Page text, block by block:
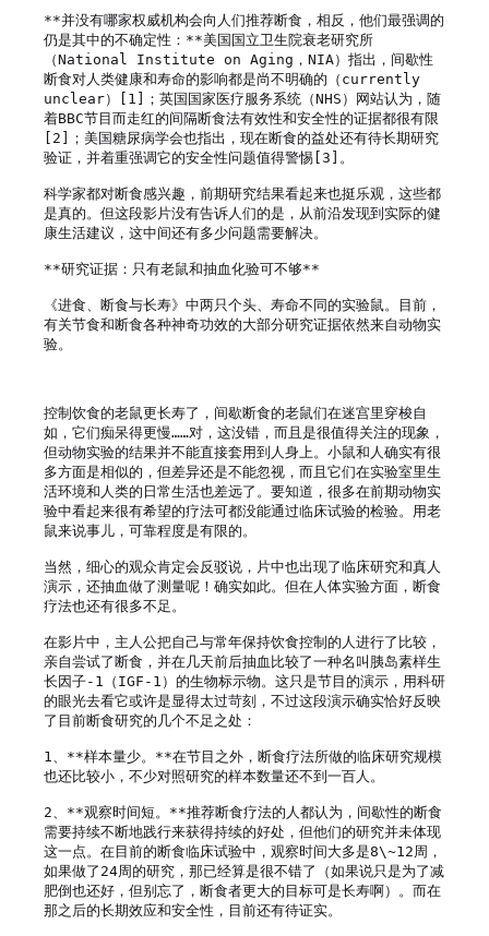
**并没有哪家权威机构会向人们推荐断食，相反，他们最强调的
仍是其中的不确定性：**美国国立卫生院衰老研究所
（National Institute on Aging，NIA）指出，间歇性
断食对人类健康和寿命的影响都是尚不明确的（currently
unclear）[1]；英国国家医疗服务系统（NHS）网站认为，随
着BBC节目而走红的间隔断食法有效性和安全性的证据都很有限
[2]；美国糖尿病学会也指出，现在断食的益处还有待长期研究
验证，并着重强调它的安全性问题值得警惕[3]。
科学家都对断食感兴趣，前期研究结果看起来也挺乐观，这些都
是真的。但这段影片没有告诉人们的是，从前沿发现到实际的健
康生活建议，这中间还有多少问题需要解决。
**研究证据：只有老鼠和抽血化验可不够**
《进食、断食与长寿》中两只个头、寿命不同的实验鼠。目前，
有关节食和断食各种神奇功效的大部分研究证据依然来自动物实
验。
控制饮食的老鼠更长寿了，间歇断食的老鼠们在迷宫里穿梭自
如，它们痴呆得更慢……对，这没错，而且是很值得关注的现象，
但动物实验的结果并不能直接套用到人身上。小鼠和人确实有很
多方面是相似的，但差异还是不能忽视，而且它们在实验室里生
活环境和人类的日常生活也差远了。要知道，很多在前期动物实
验中看起来很有希望的疗法可都没能通过临床试验的检验。用老
鼠来说事儿，可靠程度是有限的。
当然，细心的观众肯定会反驳说，片中也出现了临床研究和真人
演示，还抽血做了测量呢！确实如此。但在人体实验方面，断食
疗法也还有很多不足。
在影片中，主人公把自己与常年保持饮食控制的人进行了比较，
亲自尝试了断食，并在几天前后抽血比较了一种名叫胰岛素样生
长因子-1（IGF-1）的生物标示物。这只是节目的演示，用科研
的眼光去看它或许是显得太过苛刻，不过这段演示确实恰好反映
了目前断食研究的几个不足之处：
1、**样本量少。**在节目之外，断食疗法所做的临床研究规模
也还比较小，不少对照研究的样本数量还不到一百人。
2、**观察时间短。**推荐断食疗法的人都认为，间歇性的断食
需要持续不断地践行来获得持续的好处，但他们的研究并未体现
这一点。在目前的断食临床试验中，观察时间大多是8\~12周，
如果做了24周的研究，那已经算是很不错了（如果说只是为了减
肥倒也还好，但别忘了，断食者更大的目标可是长寿啊）。而在
那之后的长期效应和安全性，目前还有待证实。